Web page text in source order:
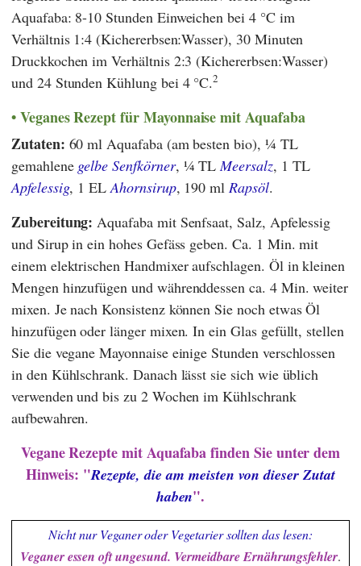
Aquafaba: 8-10 Stunden Einweichen bei 4 °C im
Verhältnis 1:4 (Kichererbsen:Wasser), 30 Minuten
Druckkochen im Verhältnis 2:3 (Kichererbsen:Wasser)
und 24 Stunden Kühlung bei 4 °C.2
Veganes Rezept für Mayonnaise mit Aquafaba
Zutaten: 60 ml Aquafaba (am besten bio), ¼ TL
gemahlene gelbe Senfkörner, ¼ TL Meersalz, 1 TL
Apfelessig, 1 ELAhornsirup, 190 ml Rapsöl.
Zubereitung: Aquafaba mit Senfsaat, Salz, Apfelessig
und Sirup in ein hohes Gefäss geben. Ca. 1 Min. mit
einem elektrischen Handmixer aufschlagen. Öl in kleinen
Mengen hinzufügen und währenddessen ca. 4 Min. weiter
mixen. Je nach Konsistenz können Sie noch etwas Öl
hinzufügen oder länger mixen. In ein Glas gefüllt, stellen
Sie die vegane Mayonnaise einige Stunden verschlossen
in den Kühlschrank. Danach lässt sie sich wie üblich
verwenden und bis zu 2 Wochen im Kühlschrank
aufbewahren.
Vegane Rezepte mit Aquafaba finden Sie unter dem
Hinweis: "Rezepte, die am meisten von dieser Zutat
haben".
Nicht nur Veganer oder Vegetarier sollten das lesen:
Veganer essen oft ungesund. Vermeidbare Ernährungsfehler.